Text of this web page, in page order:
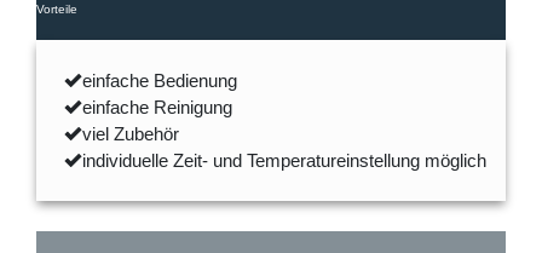
Vorteile
einfache Bedienung
einfache Reinigung
viel Zubehör
individuelle Zeit- und Temperatureinstellung möglich